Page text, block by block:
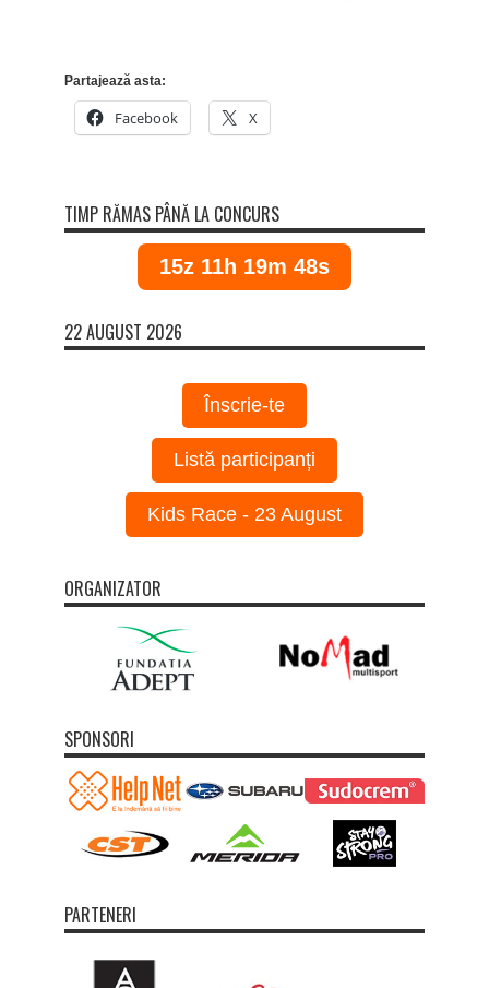
Partajează asta:
Facebook X
TIMP RĂMAS PÂNĂ LA CONCURS
15z 11h 19m 48s
22 AUGUST 2026
Înscrie-te
Listă participanți
Kids Race - 23 August
ORGANIZATOR
SPONSORI
PARTENERI